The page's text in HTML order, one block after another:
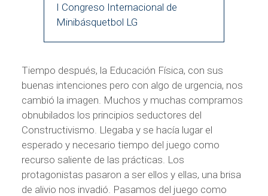
I Congreso Internacional de
Minibásquetbol LG
Tiempo después, la Educación Física, con sus
buenas intenciones pero con algo de urgencia, nos
cambió la imagen. Muchos y muchas compramos
obnubilados los principios seductores del
Constructivismo. Llegaba y se hacía lugar el
esperado y necesario tiempo del juego como
recurso saliente de las prácticas. Los
protagonistas pasaron a ser ellos y ellas, una brisa
de alivio nos invadió. Pasamos del juego como